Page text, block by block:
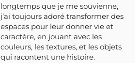
longtemps que je me souvienne,
j’ai toujours adoré transformer des
espaces pour leur donner vie et
caractère, en jouant avec les
couleurs, les textures, et les objets
qui racontent une histoire.